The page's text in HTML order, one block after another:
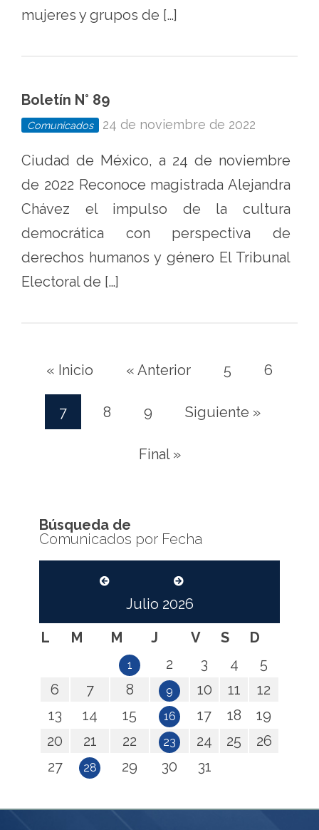
mujeres y grupos de […]
Boletín N° 89
Comunicados 24 de noviembre de 2022
Ciudad de México, a 24 de noviembre
de 2022 Reconoce magistrada Alejandra
Chávez el impulso de la cultura
democrática con perspectiva de
derechos humanos y género El Tribunal
Electoral de […]
« Inicio « Anterior 5 6
7
8 9 Siguiente »
Final »
Búsqueda de
Comunicados por Fecha
Julio 2026
L
M M J V S D
1 2 3 4
5
6
7 8 9 10 11
12
13
14 15 16 17 18
19
20
21 22 23 24 25
26
27
28 29 30 31